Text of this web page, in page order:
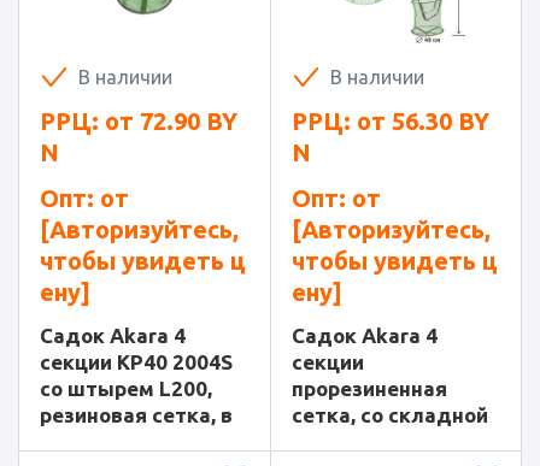
В наличии
РРЦ: от 72.90 BY
N
Опт: от
[Авторизуйтесь,
чтобы увидеть ц
ену]
Садок Akara 4
секции KP40 2004S
со штырем L200,
резиновая сетка, в
В наличии
РРЦ: от 56.30 BY
N
Опт: от
[Авторизуйтесь,
чтобы увидеть ц
ену]
Садок Akara 4
секции
прорезиненная
сетка, со складной